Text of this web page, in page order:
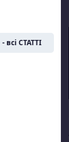
- всі СТАТТІ